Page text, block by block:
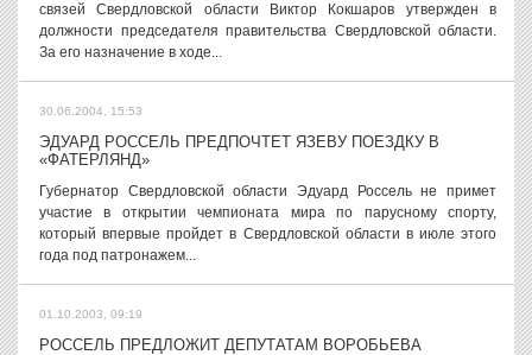
связей Свердловской области Виктор Кокшаров утвержден в
должности председателя правительства Свердловской области.
За его назначение в ходе...
30.06.2004, 15:53
ЭДУАРД РОССЕЛЬ ПРЕДПОЧТЕТ ЯЗЕВУ ПОЕЗДКУ В
«ФАТЕРЛЯНД»
Губернатор Свердловской области Эдуард Россель не примет
участие в открытии чемпионата мира по парусному спорту,
который впервые пройдет в Свердловской области в июле этого
года под патронажем...
01.10.2003, 09:19
РОССЕЛЬ ПРЕДЛОЖИТ ДЕПУТАТАМ ВОРОБЬЕВА